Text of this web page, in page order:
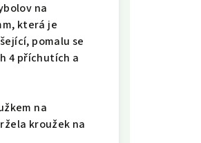
na
která je
pomalu se
4 příchutích a
na
kroužek na